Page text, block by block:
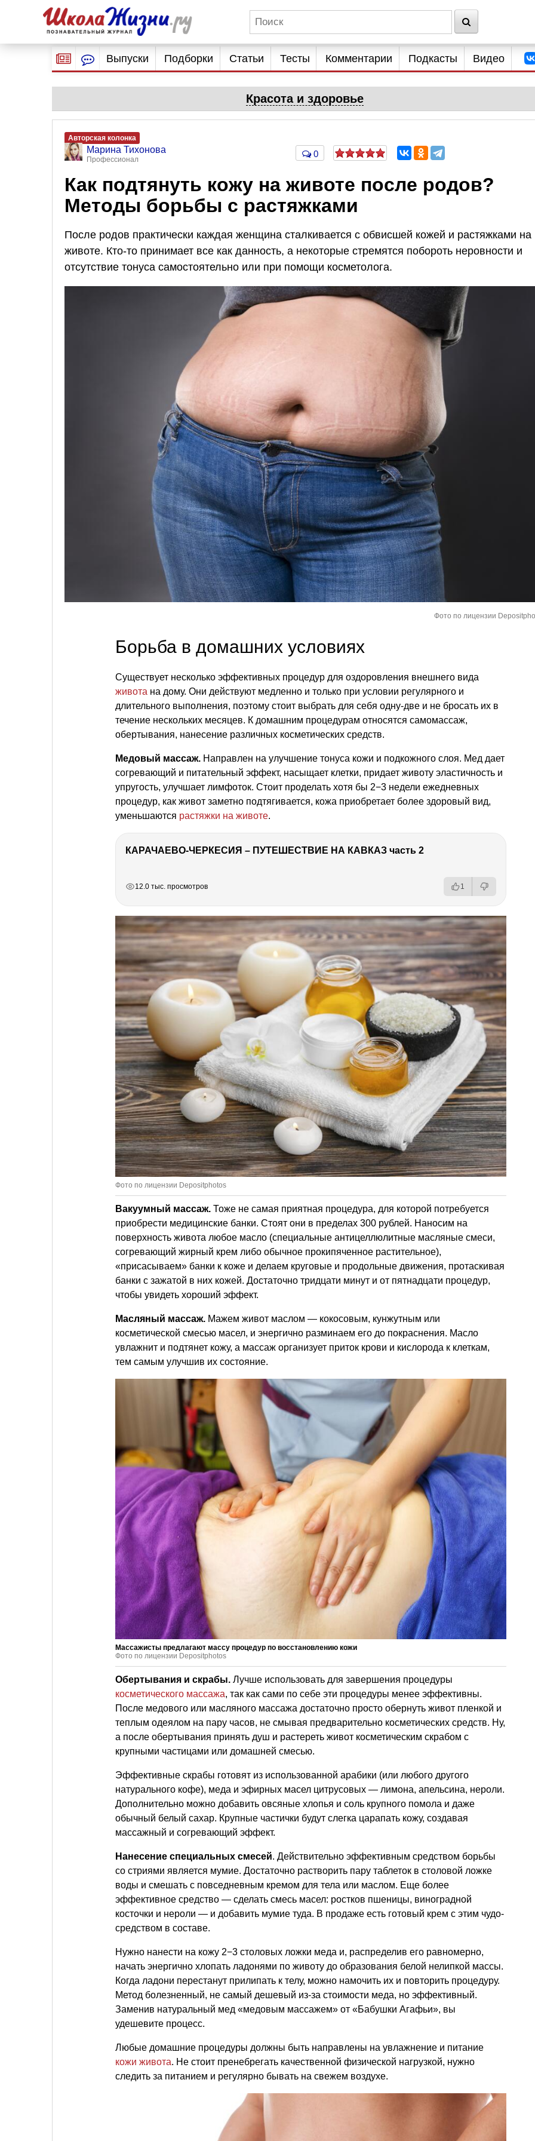
Выпуски Подборки Статьи Тесты Комментарии Подкасты Видео
Красота и здоровье
Авторская колонка
Марина Тихонова
Профессионал
0
Как подтянуть кожу на животе после родов?
Методы борьбы с растяжками
После родов практически каждая женщина сталкивается с обвисшей кожей и растяжками на
животе. Кто-то принимает все как данность, а некоторые стремятся побороть неровности и
отсутствие тонуса самостоятельно или при помощи косметолога.
Фото по лицензии
Борьба в домашних условиях
Существует несколько эффективных процедур для оздоровления внешнего вида
живота на дому. Они действуют медленно и только при условии регулярного и
длительного выполнения, поэтому стоит выбрать для себя одну-две и не бросать их в
течение нескольких месяцев. К домашним процедурам относятся самомассаж,
обертывания, нанесение различных косметических средств.
Медовый массаж. Направлен на улучшение тонуса кожи и подкожного слоя. Мед дает
согревающий и питательный эффект, насыщает клетки, придает животу эластичность и
упругость, улучшает лимфоток. Стоит проделать хотя бы 2−3 недели ежедневных
процедур, как живот заметно подтягивается, кожа приобретает более здоровый вид,
уменьшаются растяжки на животе.
КАРАЧАЕВО-ЧЕРКЕСИЯ – ПУТЕШЕСТВИЕ НА КАВКАЗ часть 2
12.0 тыс. просмотров 1
Фото по лицензии Depositphotos
Вакуумный массаж. Тоже не самая приятная процедура, для которой потребуется
приобрести медицинские банки. Стоят они в пределах 300 рублей. Наносим на
поверхность живота любое масло (специальные антицеллюлитные масляные смеси,
согревающий жирный крем либо обычное прокипяченное растительное),
«присасываем» банки к коже и делаем круговые и продольные движения, протаскивая
банки с зажатой в них кожей. Достаточно тридцати минут и от пятнадцати процедур,
чтобы увидеть хороший эффект.
Масляный массаж. Мажем живот маслом — кокосовым, кунжутным или
косметической смесью масел, и энергично разминаем его до покраснения. Масло
увлажнит и подтянет кожу, а массаж организует приток крови и кислорода к клеткам,
тем самым улучшив их состояние.
Массажисты предлагают массу процедур по восстановлению кожи
Фото по лицензии Depositphotos
Обертывания и скрабы. Лучше использовать для завершения процедуры
косметического массажа, так как сами по себе эти процедуры менее эффективны.
После медового или масляного массажа достаточно просто обернуть живот пленкой и
теплым одеялом на пару часов, не смывая предварительно косметических средств. Ну,
а после обертывания принять душ и растереть живот косметическим скрабом с
крупными частицами или домашней смесью.
Эффективные скрабы готовят из использованной арабики (или любого другого
натурального кофе), меда и эфирных масел цитрусовых — лимона, апельсина, нероли.
Дополнительно можно добавить овсяные хлопья и соль крупного помола и даже
обычный белый сахар. Крупные частички будут слегка царапать кожу, создавая
массажный и согревающий эффект.
Нанесение специальных смесей. Действительно эффективным средством борьбы
со стриями является мумие. Достаточно растворить пару таблеток в столовой ложке
воды и смешать с повседневным кремом для тела или маслом. Еще более
эффективное средство — сделать смесь масел: ростков пшеницы, виноградной
косточки и нероли — и добавить мумие туда. В продаже есть готовый крем с этим чудо-
средством в составе.
Нужно нанести на кожу 2−3 столовых ложки меда и, распределив его равномерно,
начать энергично хлопать ладонями по животу до образования белой нелипкой массы.
Когда ладони перестанут прилипать к телу, можно намочить их и повторить процедуру.
Метод болезненный, не самый дешевый из-за стоимости меда, но эффективный.
Заменив натуральный мед «медовым массажем» от «Бабушки Агафьи», вы
удешевите процесс.
Любые домашние процедуры должны быть направлены на увлажнение и питание
кожи живота. Не стоит пренебрегать качественной физической нагрузкой, нужно
следить за питанием и регулярно бывать на свежем воздухе.